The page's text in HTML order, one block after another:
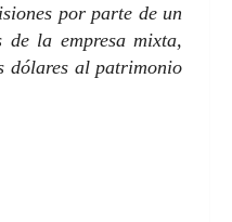
por parte de un
de la empresa mixta,
dólares al patrimonio